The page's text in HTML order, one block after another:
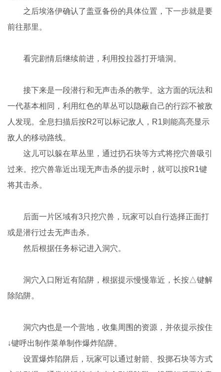
之后埃洛伊确认了盖亚备份的具体位置，下一步就是要
前往那里。
看完剧情后继续前进，利用投拉器打开墙洞。
接下来是一段潜行和无声击杀的教学。这方面的玩法和
一代基本相同，利用红色的草丛可以隐蔽自己的行踪不被敌
人发现。全息扫描后按R2可以标记敌人，R1则能高亮显示
敌人的移动路线。
这儿可以躲在草丛里，通过扔石块等方式将挖穴兽吸引
过来。挖穴兽靠近出现无声击杀的提示时，就可以按R1键
将其击杀。
后面一片区域有3只挖穴兽，玩家可以自行选择正面打
或是潜行过去无声击杀。
然后根据任务标记进入洞穴。
洞穴入口附近有陷阱，根据提示慢慢靠近，长按△键解
除陷阱。
洞穴内也是一个营地，收集周围的资源，并依提示按住
↓键呼出制作菜单制作爆炸陷阱。
设置爆炸陷阱后，玩家可以通过射箭、投掷石块等方式